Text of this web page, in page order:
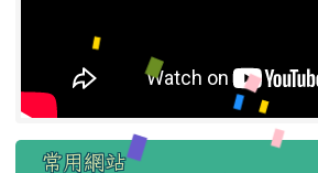
常用網站